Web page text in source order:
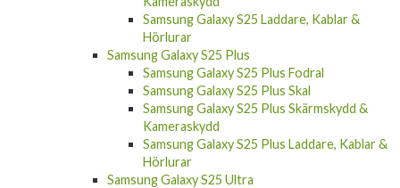
Samsung Galaxy S25 Laddare, Kablar &
Hörlurar
Samsung Galaxy S25 Plus
Samsung Galaxy S25 Plus Fodral
Samsung Galaxy S25 Plus Skal
Samsung Galaxy S25 Plus Skärmskydd &
Kameraskydd
Samsung Galaxy S25 Plus Laddare, Kablar &
Hörlurar
Samsung Galaxy S25 Ultra